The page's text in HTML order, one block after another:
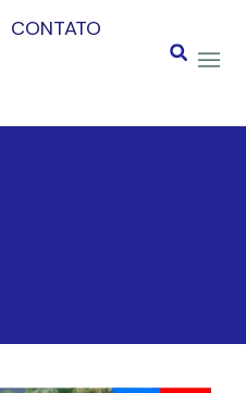
CONTATO